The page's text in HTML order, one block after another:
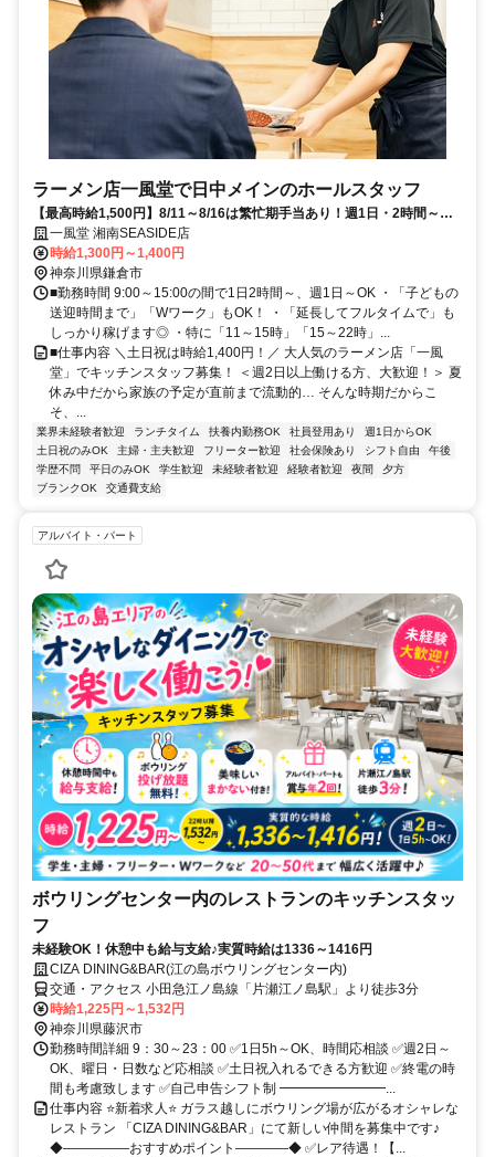
ラーメン店一風堂で日中メインのホールスタッフ
【最高時給1,500円】8/11～8/16は繁忙期手当あり！週1日・2時間～◎
夏休み中も柔軟シフト
一風堂 湘南SEASIDE店
時給1,300円～1,400円
神奈川県鎌倉市
■勤務時間 9:00～15:00の間で1日2時間～、週1日～OK ・「子どもの
送迎時間まで」「Wワーク」もOK！ ・「延長してフルタイムで」も
しっかり稼げます◎ ・特に「11～15時」「15～22時」...
■仕事内容 ＼土日祝は時給1,400円！／ 大人気のラーメン店「一風
堂」でキッチンスタッフ募集！ ＜週2日以上働ける方、大歓迎！＞ 夏
休み中だから家族の予定が直前まで流動的… そんな時期だからこ
そ、...
業界未経験者歓迎 ランチタイム 扶養内勤務OK 社員登用あり
週1日からOK
土日祝のみOK
主婦・主夫歓迎 フリーター歓迎 社会保険あり シフト自由
午後
学歴不問
平日のみOK 学生歓迎 未経験者歓迎 経験者歓迎 夜間
夕方
ブランクOK
交通費支給
アルバイト・パート
ボウリングセンター内のレストランのキッチンスタッ
フ
未経験OK！休憩中も給与支給♪実質時給は1336～1416円
CIZA DINING&BAR(江の島ボウリングセンター内)
交通・アクセス 小田急江ノ島線「片瀬江ノ島駅」より徒歩3分
時給1,225円～1,532円
神奈川県藤沢市
勤務時間詳細 9：30～23：00 ✅1日5h～OK、時間応相談 ✅週2日～
OK、曜日・日数など応相談 ✅土日祝入れるできる方歓迎 ✅終電の時
間も考慮致します ✅自己申告シフト制 ━━━━━━━━...
仕事内容 ⭐新着求人⭐ ガラス越しにボウリング場が広がるオシャレな
レストラン 「CIZA DINING&BAR」にて新しい仲間を募集中です♪
◆―――――おすすめポイント――――◆ ✅レア待遇！【...